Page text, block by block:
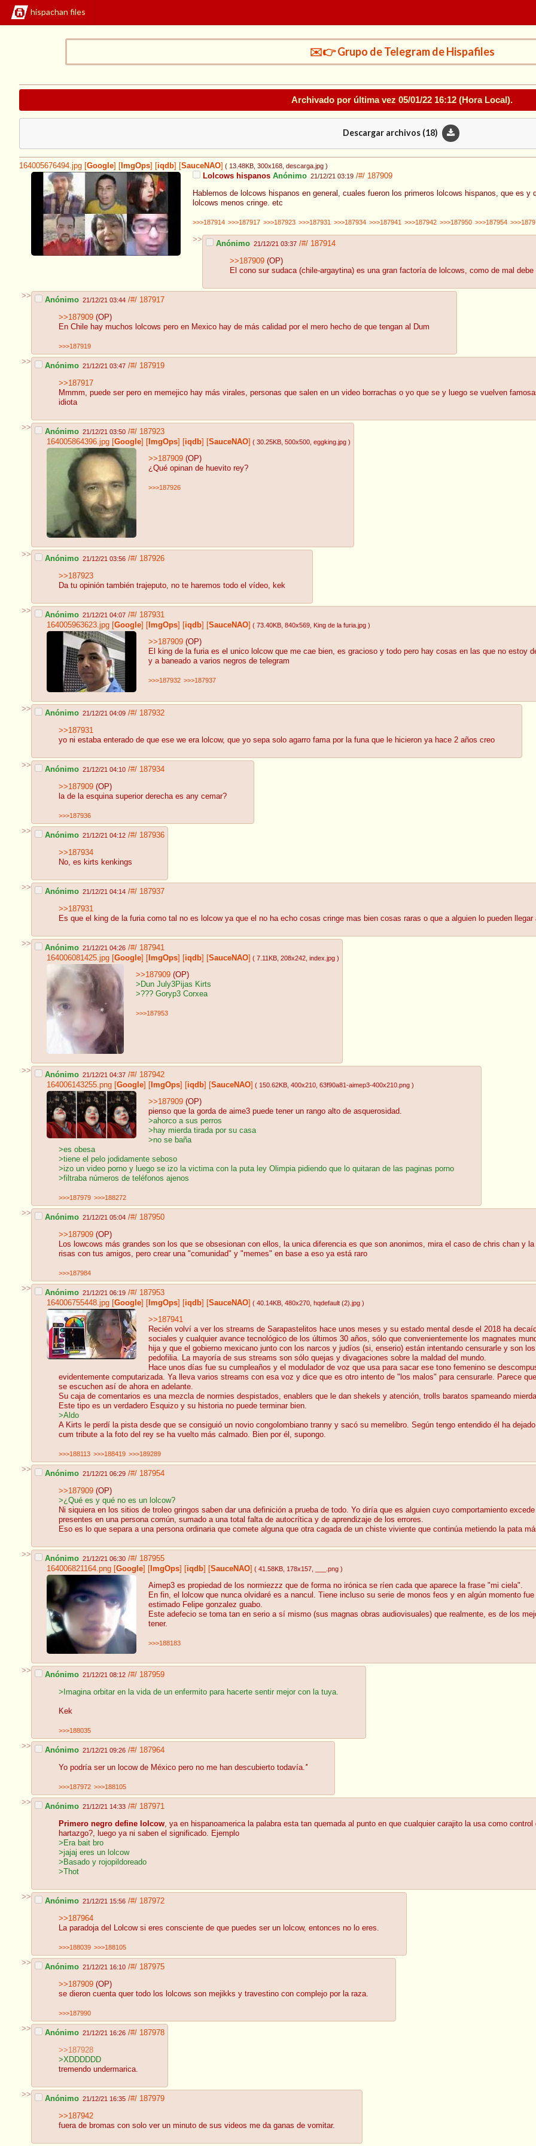
hispachan files
✉️👉 Grupo de Telegram de Hispafiles
Archivado por última vez 05/01/22 16:12 (Hora Local).
Descargar archivos (18)
164005676494.jpg Google ImgOps iqdb SauceNAO ( 13.48KB , 300x168 , descarga.jpg )
Lolcows hispanos Anónimo 21/12/21 03:19 /#/ 187909
Hablemos de lolcows hispanos en general, cuales fueron los primeros lolcows hispanos, que es
lolcows menos cringe. etc
>>>187914 >>>187917 >>>187923 >>>187931 >>>187934 >>>187941 >>>187942 >>>187950 >>>187954
>> Anónimo 21/12/21 03:37 /#/ 187914
>>187909 (OP)
El cono sur sudaca (chile-argaytina) es una gran factoría de lolcows, como de mal
>> Anónimo 21/12/21 03:44 /#/ 187917
>>187909 (OP)
En Chile hay muchos lolcows pero en Mexico hay de más calidad por el mero hecho de que tengan al Dum
>>>187919
>> Anónimo 21/12/21 03:47 /#/ 187919
>>187917
Mmmm, puede ser pero en memejico hay más virales, personas que salen en un video borrachas o yo que se y luego se vuelven
idiota
>> Anónimo 21/12/21 03:50 /#/ 187923
164005864396.jpg [Google] [ ImgOps] [iqdb] [SauceNAO] ( 30.25KB , 500x500 , eggking.jpg )
>>187909 (OP)
¿Qué opinan de huevito rey?
>>>187926
>> Anónimo 21/12/21 03:56 /#/ 187926
>>187923
Da tu opinión también trajeputo, no te haremos todo el vídeo, kek
>> Anónimo 21/12/21 04:07 /#/ 187931
164005963623.jpg [Google] [ ImgOps] [iqdb] [SauceNAO] ( 73.40KB , 840x569 , King de la furia.jpg )
>>187909 (OP)
El king de la furia es el unico lolcow que me cae bien, es gracioso y todo pero hay cosas en las que no estoy
y a baneado a varios negros de telegram
>>>187932 >>>187937
>> Anónimo 21/12/21 04:09 /#/ 187932
>>187931
yo ni estaba enterado de que ese we era lolcow, que yo sepa solo agarro fama por la funa que le hicieron ya hace 2 años creo
>> Anónimo 21/12/21 04:10 /#/ 187934
>>187909 (OP)
la de la esquina superior derecha es any cemar?
>>>187936
>> Anónimo 21/12/21 04:12 /#/ 187936
>>187934
No, es kirts kenkings
>> Anónimo 21/12/21 04:14 /#/ 187937
>>187931
Es que el king de la furia como tal no es lolcow ya que el no ha echo cosas cringe mas bien cosas raras o que a alguien lo pueden llegar
>> Anónimo 21/12/21 04:26 /#/ 187941
164006081425.jpg [Google] [ ImgOps] [iqdb] [SauceNAO] ( 7.11KB , 208x242 , index.jpg )
>>187909 (OP)
>Dun July3Pijas Kirts
>??? Goryp3 Corxea
>>>187953
>> Anónimo 21/12/21 04:37 /#/ 187942
164006143255.png [Google] [ ImgOps] [iqdb] [SauceNAO] ( 150.62KB , 400x210 , 63f90a81-aimep3-400x210.png )
>>187909 (OP)
pienso que la gorda de aime3 puede tener un rango alto de asquerosidad.
>ahorco a sus perros
>hay mierda tirada por su casa
>no se baña
>es obesa
>tiene el pelo jodidamente seboso
>izo un video porno y luego se izo la victima con la puta ley Olimpia pidiendo que lo quitaran de las paginas porno
>filtraba números de teléfonos ajenos
>>>187979 >>>188272
>> Anónimo 21/12/21 05:04 /#/ 187950
>>187909 (OP)
Los lowcows más grandes son los que se obsesionan con ellos, la unica diferencia es que son anonimos, mira el caso de chris chan y
risas con tus amigos, pero crear una "comunidad" y "memes" en base a eso ya está raro
>>>187984
>> Anónimo 21/12/21 06:19 /#/ 187953
164006755448.jpg [Google] [ ImgOps] [iqdb] [SauceNAO] ( 40.14KB , 480x270 , hqdefault (2).jpg )
>>187941
Recién volví a ver los streams de Sarapastelitos hace unos meses y su estado mental desde el 2018 ha
sociales y cualquier avance tecnológico de los últimos 30 años, sólo que convenientemente los magnates
hija y que el gobierno mexicano junto con los narcos y judíos (si, enserio) están intentando censurarle y son
pedofilia. La mayoría de sus streams son sólo quejas y divagaciones sobre la maldad del mundo.
Hace unos días fue su cumpleaños y el modulador de voz que usa para sacar ese tono femenino se
evidentemente computarizada. Ya lleva varios streams con esa voz y dice que es otro intento de "los malos" para censurarle. Parece
se escuchen así de ahora en adelante.
Su caja de comentarios es una mezcla de normies despistados, enablers que le dan shekels y atención, trolls baratos spameando
Este tipo es un verdadero Esquizo y su historia no puede terminar bien.
>Aldo
A Kirts le perdí la pista desde que se consiguió un novio congolombiano tranny y sacó su memelibro. Según tengo entendido él ha
cum tribute a la foto del rey se ha vuelto más calmado. Bien por él, supongo.
>>>188113 >>>188419 >>>189289
>> Anónimo 21/12/21 06:29 /#/ 187954
>>187909 (OP)
>¿Qué es y qué no es un lolcow?
Ni siquiera en los sitios de troleo gringos saben dar una definición a prueba de todo. Yo diría que es alguien cuyo comportamiento
presentes en una persona común, sumado a una total falta de autocrítica y de aprendizaje de los errores.
Eso es lo que separa a una persona ordinaria que comete alguna que otra cagada de un chiste viviente que continúa metiendo la pata
>> Anónimo 21/12/21 06:30 /#/ 187955
164006821164.png [Google] [ ImgOps] [iqdb] [SauceNAO] ( 41.58KB , 178x157 , ___.png )
Aimep3 es propiedad de los normiezzz que de forma no irónica se ríen cada que aparece la frase "mi ciela".
En fin, el lolcow que nunca olvidaré es a nancul. Tiene incluso su serie de monos feos y en algún momento
estimado Felipe gonzalez guabo.
Este adefecio se toma tan en serio a sí mismo (sus magnas obras audiovisuales) que realmente, es de los
tener.
>>>188183
>> Anónimo 21/12/21 08:12 /#/ 187959
>Imagina orbitar en la vida de un enfermito para hacerte sentir mejor con la tuya.
Kek
>>>188035
>> Anónimo 21/12/21 09:26 /#/ 187964
Yo podría ser un locow de México pero no me han descubierto todavía.''
>>>187972 >>>188105
>> Anónimo 21/12/21 14:33 /#/ 187971
Primero negro define lolcow, ya en hispanoamerica la palabra esta tan quemada al punto en que cualquier carajito la usa como
hartazgo?, luego ya ni saben el significado. Ejemplo
>Era bait bro
>jajaj eres un lolcow
>Basado y rojopildoreado
>Thot
>> Anónimo 21/12/21 15:56 /#/ 187972
>>187964
La paradoja del Lolcow si eres consciente de que puedes ser un lolcow, entonces no lo eres.
>>>188039 >>>188105
>> Anónimo 21/12/21 16:10 /#/ 187975
>>187909 (OP)
se dieron cuenta quer todo los lolcows son mejikks y travestino con complejo por la raza.
>>>187990
>> Anónimo 21/12/21 16:26 /#/ 187978
>>187928
>XDDDDDD
tremendo undermarica.
>> Anónimo 21/12/21 16:35 /#/ 187979
>>187942
fuera de bromas con solo ver un minuto de sus videos me da ganas de vomitar.